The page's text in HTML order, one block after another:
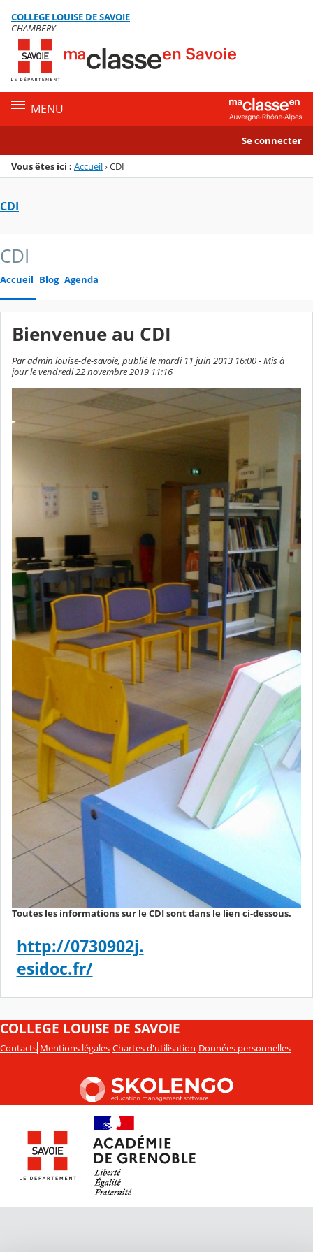
Menu de la rubrique
Contenu
COLLEGE LOUISE DE SAVOIE
CHAMBERY
MENU
Se connecter
Vous êtes ici : Accueil›CDI
CDI
CDI
Accueil Blog Agenda
Bienvenue au CDI
Par admin louise-de-savoie, publié le mardi 11 juin 2013 16:00 - Mis à
jour le vendredi 22 novembre 2019 11:16
Toutes les informations sur le CDI sont dans le lien ci-dessous.
http://0730902j.
esidoc.fr/
COLLEGE LOUISE DE SAVOIE
Contacts Mentions légales Chartes d'utilisation Données personnelles